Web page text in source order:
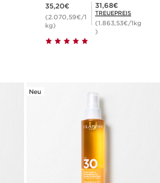
35,20€
(2.070,59€/1
kg)
Mitgliederpreis 31,68€
31,68€
TREUEPREIS
(1.863,53€/1kg
)
Neu